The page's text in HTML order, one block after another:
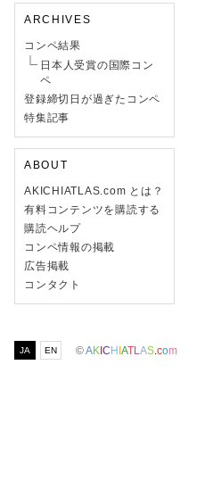
ARCHIVES
コンペ結果
日本人受賞の国際コン
ペ
登録締切日が過ぎたコンペ
特集記事
ABOUT
AKICHIATLAS.com とは？
有料コンテンツを購読する
購読ヘルプ
コンペ情報の掲載
広告掲載
コンタクト
JA EN ©AK C H ATLAS.com